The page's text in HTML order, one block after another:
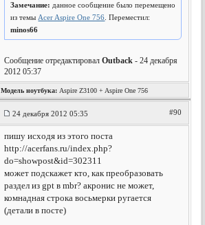
Замечание: данное сообщение было перемещено
из темы Acer Aspire One 756 . Переместил:
minos66
Сообщение отредактировалOutback - 24 декабря
2012 05:37
Модель ноутбука: Aspire Z3100 + Aspire One 756
24 декабря 2012 05:35 #90
пишу исходя из этого поста
http://acerfans.ru/index.php?
do=showpost&id=302311
может подскажет кто, как преобразовать
раздел из gpt в mbr? акронис не может,
комнадная строка восьмерки ругается
(детали в посте)